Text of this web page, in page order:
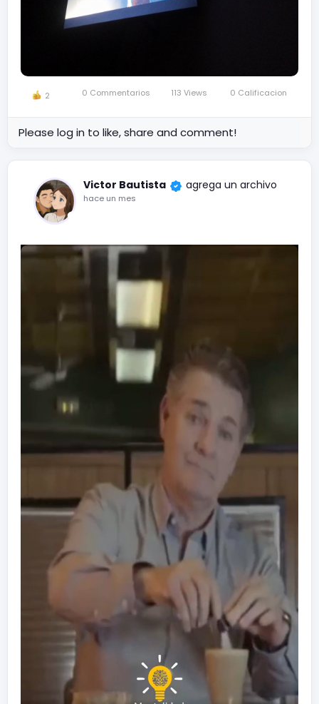
2 0 Commentarios 113 Views 0 Calificacion
Please log in to like, share and comment!
Victor Bautista agrega un archivo
hace un mes